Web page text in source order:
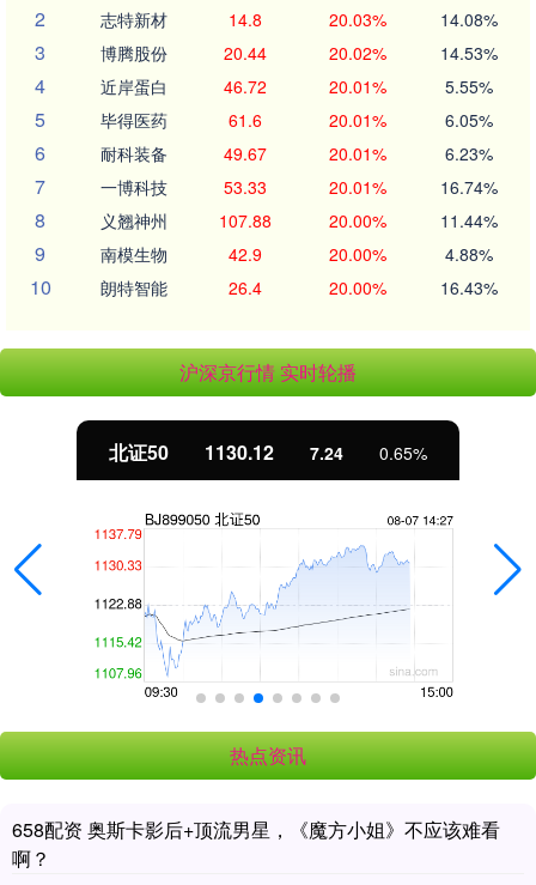
2 志特新材 14.8 20.03% 14.08%
3 博腾股份 20.44 20.02% 14.53%
4 近岸蛋白 46.72 20.01% 5.55%
5 毕得医药 61.6 20.01% 6.05%
6 耐科装备 49.67 20.01% 6.23%
7 一博科技 53.33 20.01% 16.74%
8 义翘神州 107.88 20.00% 11.44%
9 南模生物 42.9 20.00% 4.88%
10 朗特智能 26.4 20.00% 16.43%
沪深京行情 实时轮播
北证50 1130.12 7.24 0.65%
热点资讯
658配资 奥斯卡影后+顶流男星，《魔方小姐》不应该难看
啊？